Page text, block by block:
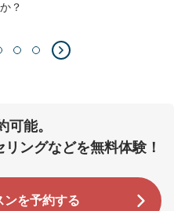
？
可能。
ングなどを無料体験！
ンを予約する